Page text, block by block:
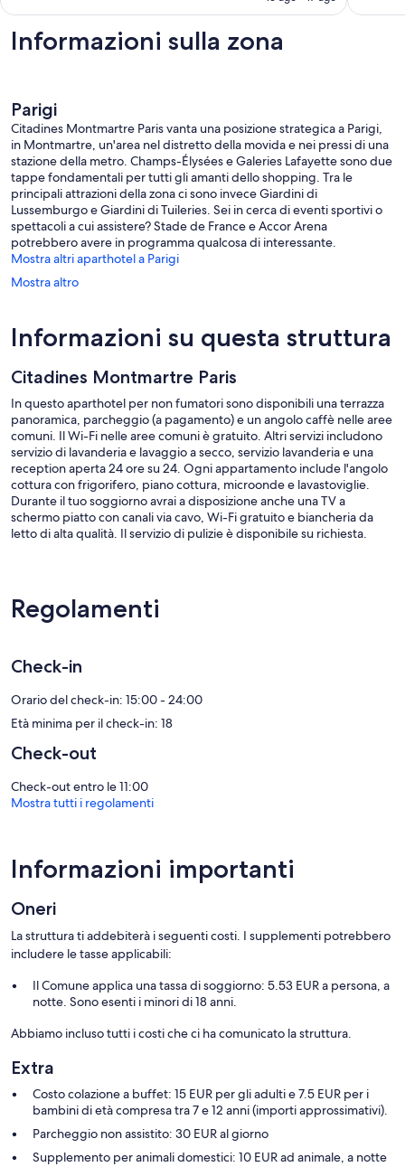
Informazioni sulla zona
Parigi
Citadines Montmartre Paris vanta una posizione strategica a Parigi,
in Montmartre, un'area nel distretto della movida e nei pressi di una
stazione della metro. Champs-Élysées e Galeries Lafayette sono due
tappe fondamentali per tutti gli amanti dello shopping. Tra le
principali attrazioni della zona ci sono invece Giardini di
Lussemburgo e Giardini di Tuileries. Sei in cerca di eventi sportivi o
spettacoli a cui assistere? Stade de France e Accor Arena
potrebbero avere in programma qualcosa di interessante.
Mostra altri aparthotel a Parigi
Mostra altro
Informazioni su questa struttura
Citadines Montmartre Paris
In questo aparthotel per non fumatori sono disponibili una terrazza
panoramica, parcheggio (a pagamento) e un angolo caffè nelle aree
comuni. Il Wi-Fi nelle aree comuni è gratuito. Altri servizi includono
servizio di lavanderia e lavaggio a secco, servizio lavanderia e una
reception aperta 24 ore su 24. Ogni appartamento include l'angolo
cottura con frigorifero, piano cottura, microonde e lavastoviglie.
Durante il tuo soggiorno avrai a disposizione anche una TV a
schermo piatto con canali via cavo, Wi-Fi gratuito e biancheria da
letto di alta qualità. Il servizio di pulizie è disponibile su richiesta.
di alta qualità. La TV a schermo piatto con canali via cavo. In questa
struttura a 3 stelle le sistemazioni comprendono angolo cottura con
pioggia.
gratuito. Sono disponibili scrivania e telefono. Le camere sono
provviste di ferri/assi da stiro e ventilatori portatili. Le pulizie
vengono eseguite servizio di pulizie su richiesta.
Regolamenti
Check-in
Orario del check-in: 15:00 - 24:00
Età minima per il check-in: 18
Check-out
Check-out entro le 11:00
Mostra tutti i regolamenti
Informazioni importanti
Oneri
La struttura ti addebiterà i seguenti costi. I supplementi potrebbero
includere le tasse applicabili:
Il Comune applica una tassa di soggiorno: 5.53 EUR a persona, a
notte. Sono esenti i minori di 18 anni.
Abbiamo incluso tutti i costi che ci ha comunicato la struttura.
Extra
Costo colazione a buffet: 15 EUR per gli adulti e 7.5 EUR per i
bambini di età compresa tra 7 e 12 anni (importi approssimativi).
Parcheggio non assistito: 30 EUR al giorno
Supplemento per animali domestici: 10 EUR ad animale, a notte